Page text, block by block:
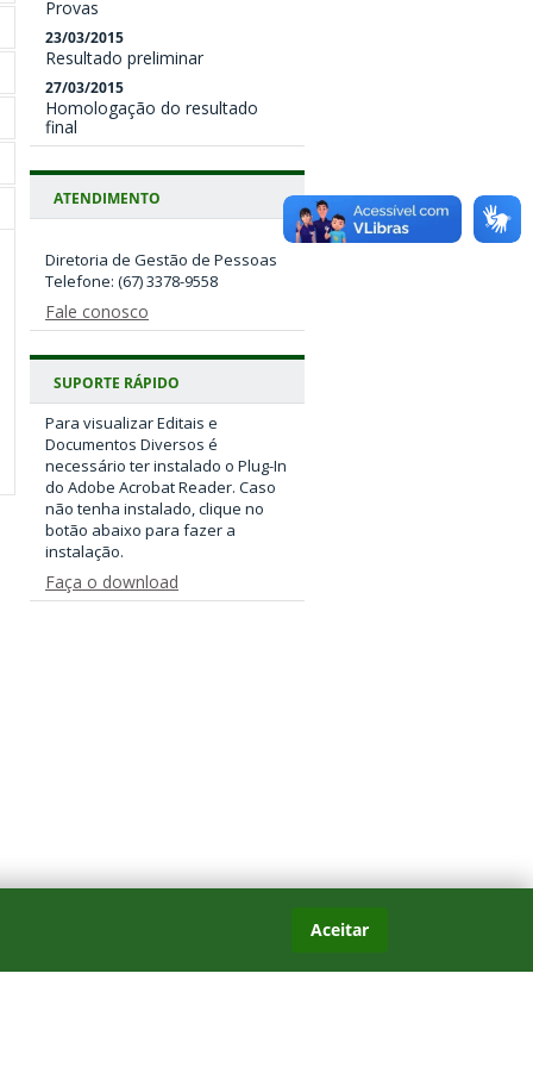
Provas
23/03/2015
Resultado preliminar
27/03/2015
Homologação do resultado
final
ATENDIMENTO
Diretoria de Gestão de Pessoas
Fale conosco
SUPORTE RÁPIDO
Para visualizar Editais e
Documentos Diversos é
necessário ter instalado o Plug-In
do Adobe Acrobat Reader. Caso
não tenha instalado, clique no
botão abaixo para fazer a
instalação.
Faça o download
Aceitar